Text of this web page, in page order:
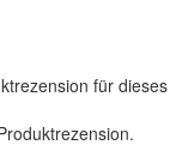
für dieses
.